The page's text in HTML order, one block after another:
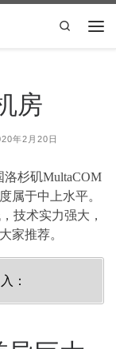
Search
房
年2月20日
洛杉矶MultaCOM
属于中上水平。
技术实力强大，
家推荐。
：